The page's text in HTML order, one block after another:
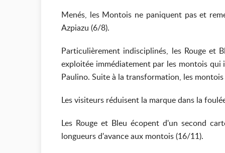
Menés, les Montois ne paniquent pas et
Azpiazu (6/8).
Particulièrement indisciplinés, les Rouge et
exploitée immédiatement par les montois
Paulino. Suite à la transformation, les
Les visiteurs réduisent la marque dans la
Les Rouge et Bleu écopent d'un second
longueurs d'avance aux montois (16/11).